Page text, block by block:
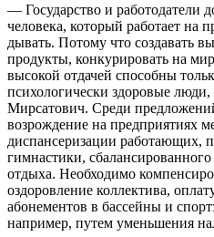
— Государство и работодатели
человека, который работает на
дывать. Потому что создавать
продукты, конкуриро­вать на
высокой отдачей способны
психологически здоровые
Мирсатович. Среди
возрождение на предприятиях
диспансеризации работающих,
гимнастики,
отдыха. Необходи­мо
оздоровление коллектива,
абонементов в бас­сейны и
например, путем уменьшения